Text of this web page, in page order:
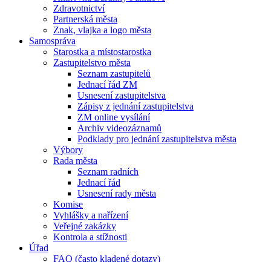
Zdravotnictví
Partnerská města
Znak, vlajka a logo města
Samospráva
Starostka a místostarostka
Zastupitelstvo města
Seznam zastupitelů
Jednací řád ZM
Usnesení zastupitelstva
Zápisy z jednání zastupitelstva
ZM online vysílání
Archiv videozáznamů
Podklady pro jednání zastupitelstva města
Výbory
Rada města
Seznam radních
Jednací řád
Usnesení rady města
Komise
Vyhlášky a nařízení
Veřejné zakázky
Kontrola a stížnosti
Úřad
FAQ (často kladené dotazy)